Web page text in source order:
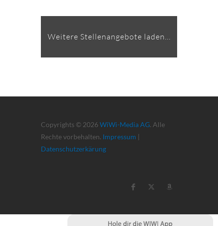
Weitere Stellenangebote laden...
Copyrights © 2026 WiWi-Media AG. Alle
Rechte vorbehalten. Impressum |
Datenschutzerkärung